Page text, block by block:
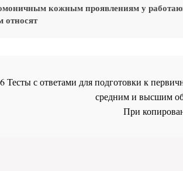
кожным проявлениям у
относят
Тесты с ответами для подготовки к
средним и высшим
При